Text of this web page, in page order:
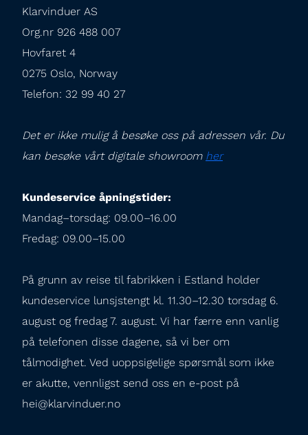
Klarvinduer AS
Org.nr 926 488 007
Hovfaret 4
0275 Oslo, Norway
Telefon: 32 99 40 27
Det er ikke mulig å besøke oss på adressen vår. Du
kan besøke vårt digitale showroom her
Kundeservice åpningstider:
Mandag–torsdag: 09.00–16.00
Fredag: 09.00–15.00
På grunn av reise til fabrikken i Estland holder
kundeservice lunsjstengt kl. 11.30–12.30 torsdag 6.
august og fredag 7. august. Vi har færre enn vanlig
på telefonen disse dagene, så vi ber om
tålmodighet. Ved uoppsigelige spørsmål som ikke
er akutte, vennligst send oss en e-post på
hei@klarvinduer.no